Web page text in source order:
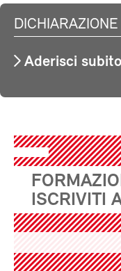
Aderisci
ISCRIVITI